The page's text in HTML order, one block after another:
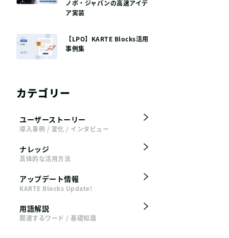
ノボ・ジャパンの高速アイデ
ア実装
【LPO】KARTE Blocks活用
事例集
カテゴリー
ユーザーストーリー
導入事例 / 変化 / インタビュー
ナレッジ
具体的な活用方法
アップデート情報
KARTE Blocks Update!
用語解説
関連するワード / 基礎知識